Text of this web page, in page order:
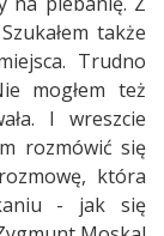
także
Trudno
mogłem też
I wreszcie
rozmówić się
która
- jak się